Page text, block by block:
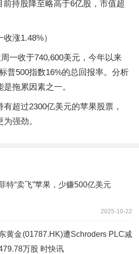
前持股降至略高于6亿股，市值超
收涨1.48%）
一收于740,600美元，今年以来
普500指数16%的总回报率。分析
拖累因素之一。
有超过2300亿美元的苹果股票，
强劲。
特“卖飞”苹果，少赚500亿美元
2025-10-22
黄金(01787.HK)遭Schroders PLC减
万股 时快讯